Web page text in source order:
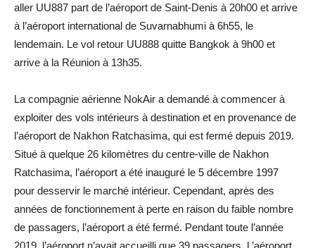
aller UU887 part de l’aéroport de Saint-Denis à 20h00 et arrive
à l’aéroport international de Suvarnabhumi à 6h55, le
lendemain. Le vol retour UU888 quitte Bangkok à 9h00 et
arrive à la Réunion à 13h35.
La compagnie aérienne NokAir a demandé à commencer à
exploiter des vols intérieurs à destination et en provenance de
l’aéroport de Nakhon Ratchasima, qui est fermé depuis 2019.
Situé à quelque 26 kilomètres du centre-ville de Nakhon
Ratchasima, l’aéroport a été inauguré le 5 décembre 1997
pour desservir le marché intérieur. Cependant, après des
années de fonctionnement à perte en raison du faible nombre
de passagers, l’aéroport a été fermé. Pendant toute l’année
2019, l’aéroport n’avait accueilli que 39 passagers. L’aéroport